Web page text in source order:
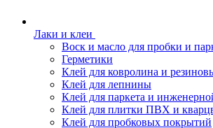
Лаки и клеи
Воск и масло для пробки и
Герметики
Клей для ковролина и
Клей для лепнины
Клей для паркета и
Клей для плитки ПВХ и
Клей для пробковых покрытий